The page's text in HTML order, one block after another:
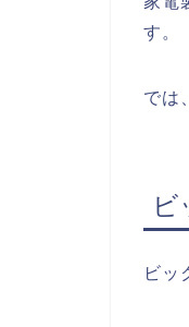
す。
では
ビ
ビッ